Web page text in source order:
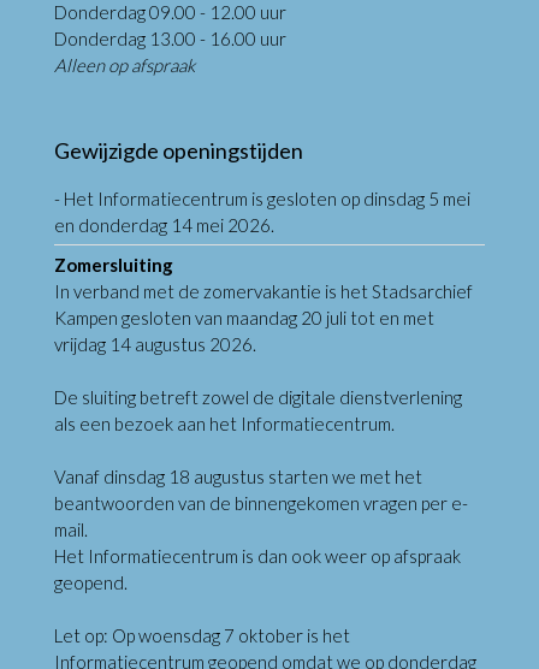
Donderdag 09.00 - 12.00 uur
Donderdag 13.00 - 16.00 uur
Alleen op afspraak
Gewijzigde openingstijden
- Het Informatiecentrum is gesloten op dinsdag 5 mei
en donderdag 14 mei 2026.
Zomersluiting
In verband met de zomervakantie is het Stadsarchief
Kampen gesloten van maandag 20 juli tot en met
vrijdag 14 augustus 2026.
De sluiting betreft zowel de digitale dienstverlening
als een bezoek aan het Informatiecentrum.
Vanaf dinsdag 18 augustus starten we met het
beantwoorden van de binnengekomen vragen per e-
mail.
Het Informatiecentrum is dan ook weer op afspraak
geopend.
Let op: Op woensdag 7 oktober is het
Informatiecentrum geopend omdat we op donderdag